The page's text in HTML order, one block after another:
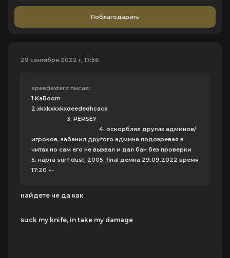
Поблагодарить
29 сентября 2022 г, 17:56
speedexterz писал:
1.KaBoom
2.xkxkxkxkxdeededhcaca
3. PERSEY
4. оскорблял других админов/
игроков, забанил другого админа подозревая в
читах но сам его не вызвал и дал бан без проверки
5. карта surf dust_2005_final демка 29.09.2022 время
17:20 +-
найдете че да как
suck my knife, in take my damage